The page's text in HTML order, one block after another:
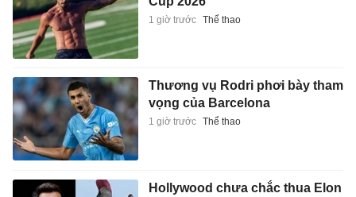
1 giờ trước Thể thao
Thương vụ Rodri phơi bày tham
vọng của Barcelona
1 giờ trước Thể thao
Hollywood chưa chắc thua Elon